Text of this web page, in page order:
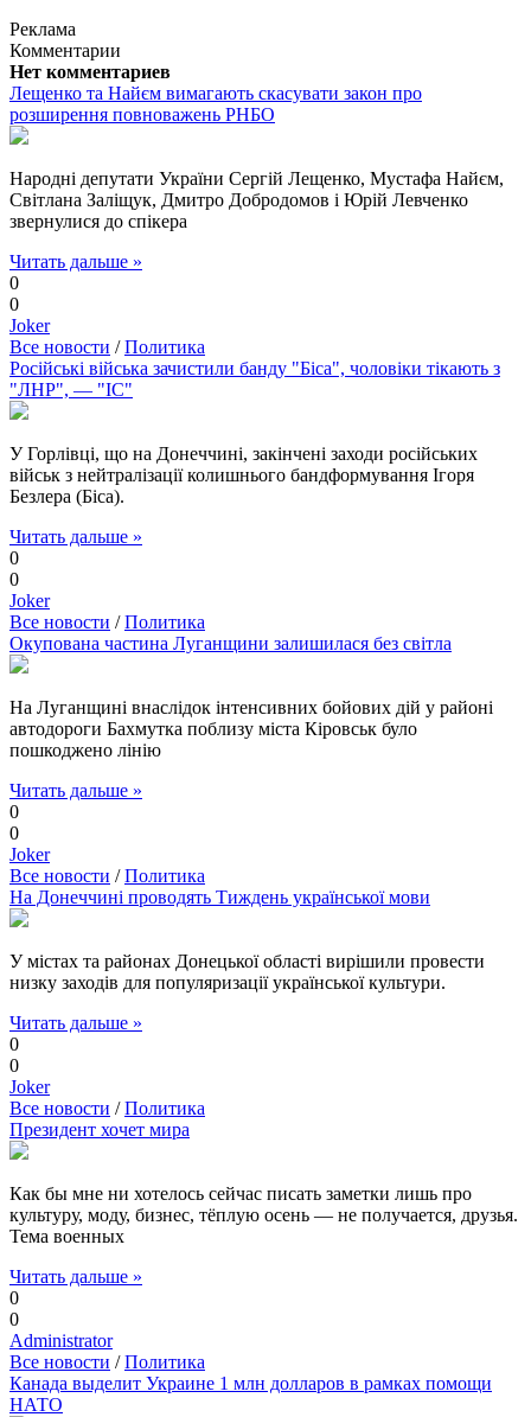
Реклама
Комментарии
Нет комментариев
Лещенко та Найєм вимагають скасувати закон про
розширення повноважень РНБО
Народні депутати України Сергій Лещенко, Мустафа Найєм,
Світлана Заліщук, Дмитро Добродомов і Юрій Левченко
звернулися до спікера
Читать дальше »
0
0
Joker
Все новости /Политика
Російські війська зачистили банду "Біса", чоловіки тікають з
"ЛНР", — "ІС"
У Горлівці, що на Донеччині, закінчені заходи російських
військ з нейтралізації колишнього бандформування Ігоря
Безлера (Біса).
Читать дальше »
0
0
Joker
Все новости /Политика
Окупована частина Луганщини залишилася без світла
На Луганщині внаслідок інтенсивних бойових дій у районі
автодороги Бахмутка поблизу міста Кіровськ було
пошкоджено лінію
Читать дальше »
0
0
Joker
Все новости /Политика
На Донеччині проводять Тиждень української мови
У містах та районах Донецької області вирішили провести
низку заходів для популяризації української культури.
Читать дальше »
0
0
Joker
Все новости /Политика
Президент хочет мира
Как бы мне ни хотелось сейчас писать заметки лишь про
культуру, моду, бизнес, тёплую осень — не получается, друзья.
Тема военных
Читать дальше »
0
0
Administrator
Все новости /Политика
Канада выделит Украине 1 млн долларов в рамках помощи
НАТО